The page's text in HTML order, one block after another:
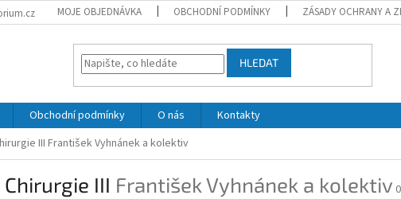
MOJE OBJEDNÁVKA OBCHODNÍ PODMÍNKY ZÁSADY OCHRANY A
HLEDAT
Obchodní podmínky O nás
Kontakty
III František Vyhnánek a kolektiv
Chirurgie III František Vyhnánek a kolektiv